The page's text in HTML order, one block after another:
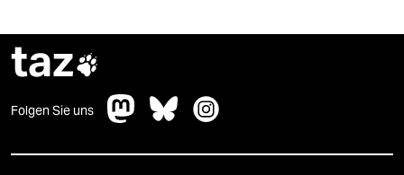
taz
Folgen Sie uns